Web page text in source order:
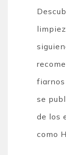
fiarnos
se
de los
como